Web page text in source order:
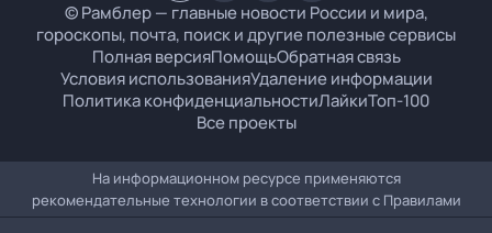
© Рамблер — главные новости России и мира,
гороскопы, почта, поиск и другие полезные сервисы
Полная версияПомощьОбратная связь
Условия использованияУдаление информации
Политика конфиденциальностиЛайкиТоп-100
Все проекты
На информационном ресурсе применяются
рекомендательные технологии в соответствии с Правилами